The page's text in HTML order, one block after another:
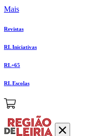
Mais
Revistas
RL Iniciativas
RL+65
RL Escolas